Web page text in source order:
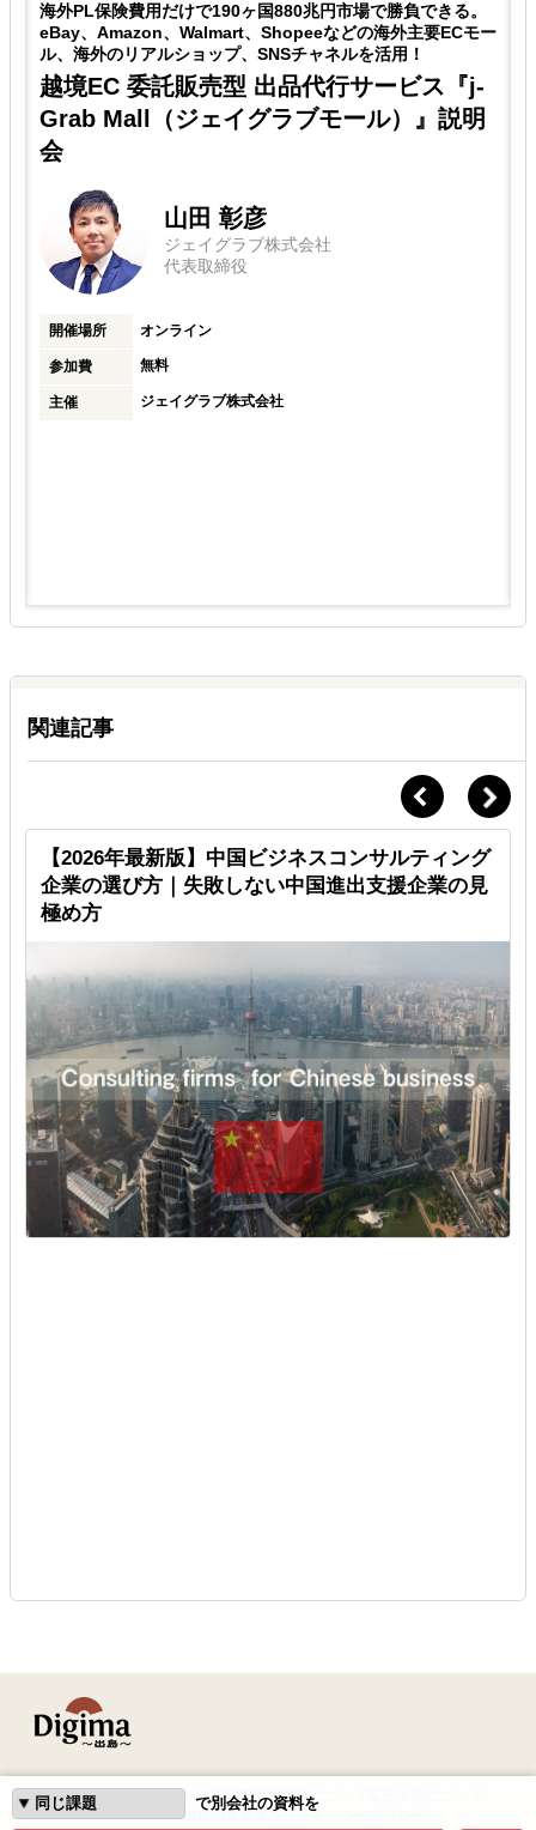
海外PL保険費用だけで190ヶ国880兆円市場で勝負できる。
eBay、Amazon、Walmart、Shopeeなどの海外主要ECモー
ル、海外のリアルショップ、SNSチャネルを活用！
越境EC 委託販売型 出品代行サービス『j-
Grab Mall（ジェイグラブモール）』説明
会
山田 彰彦
ジェイグラブ株式会社
代表取締役
開催場所 オンライン
参加費 無料
主催 ジェイグラブ株式会社
関連記事
【2026年最新版】中国ビジネスコンサルティング
企業の選び方｜失敗しない中国進出支援企業の見
極め方
で別会社の資料を
はじめての方へ よくある質問 専門家登録について
運営会社利用規約 免責事項 プライバシーポリシー